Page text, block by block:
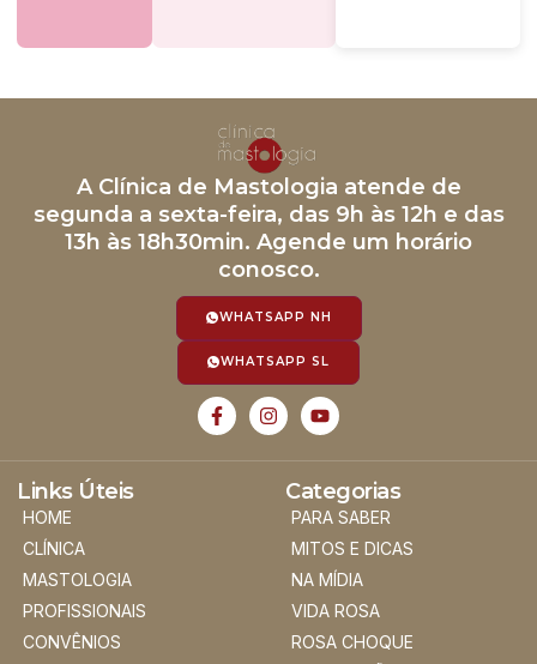
A Clínica de Mastologia atende de
segunda a sexta-feira, das 9h às 12h e das
13h às 18h30min. Agende um horário
conosco.
WHATSAPP NH
WHATSAPP SL
Links Úteis
HOME
CLÍNICA
MASTOLOGIA
PROFISSIONAIS
CONVÊNIOS
Categorias
PARA SABER
MITOS E DICAS
NA MÍDIA
VIDA ROSA
ROSA CHOQUE